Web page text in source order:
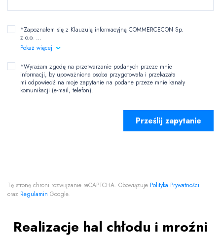
*Zapoznałem się z Klauzulą informacyjną COMMERCECON Sp.
z o.o. …
Pokaż więcej
*Wyrażam zgodę na przetwarzanie podanych przeze mnie
informacji, by upoważniona osoba przygotowała i przekazała
mi odpowiedź na moje zapytanie na podane przeze mnie kanały
komunikacji (e-mail, telefon).
Tę stronę chroni rozwiązanie reCAPTCHA. Obowiązuje Polityka Prywatności
oraz Regulamin Google.
Realizacje hal chłodu i mroźni